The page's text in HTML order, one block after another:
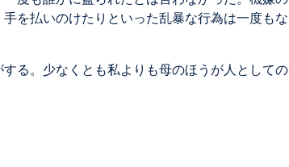
を払いのけたりといった乱暴な行為は一度もな
る。少なくとも私よりも母のほうが人としての